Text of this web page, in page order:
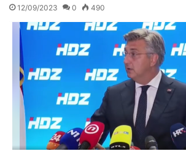
12/09/2023 0 490